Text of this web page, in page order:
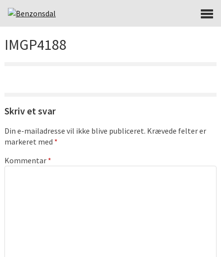
IMGP4188
Skriv et svar
Din e-mailadresse vil ikke blive publiceret. Krævede felter er
markeret med *
Kommentar *